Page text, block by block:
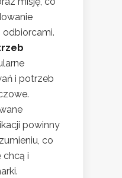
odbiorcami.
i potrzeb
powinny
co
chcą i